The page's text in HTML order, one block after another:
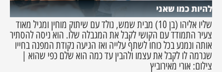
להיות כמו שאני
שליו אליהו (בן 10) מבית שמש, נולד עם שיתוק מוחין ומגיל מאוד
צעיר התמודד עם הקושי לקבל את המגבלה שלו. הוא ניסה להסתיר
אותה ונמנע בכל כוחו לשתף עלייה ואז הגיעה נקודת המפנה בחייו
שגרמה לו לקבל את עצמו ולהבין עד כמה הוא שלם כפי שהוא |
צילום: אורי מאירוביץ